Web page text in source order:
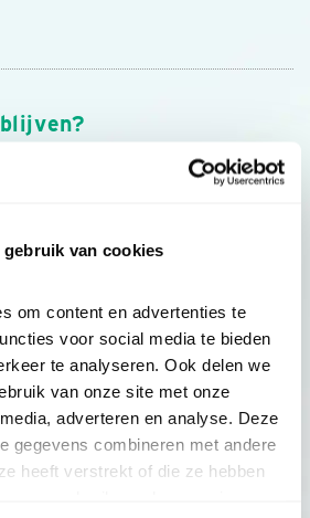
gebruik van cookies
om content en advertenties te
voor social media te bieden
te analyseren. Ook delen we
van onze site met onze
adverteren en analyse. Deze
gegevens combineren met andere
heeft verstrekt of die ze hebben
nieuws, inspiratie, acties en tips
van Vogelbescherming.